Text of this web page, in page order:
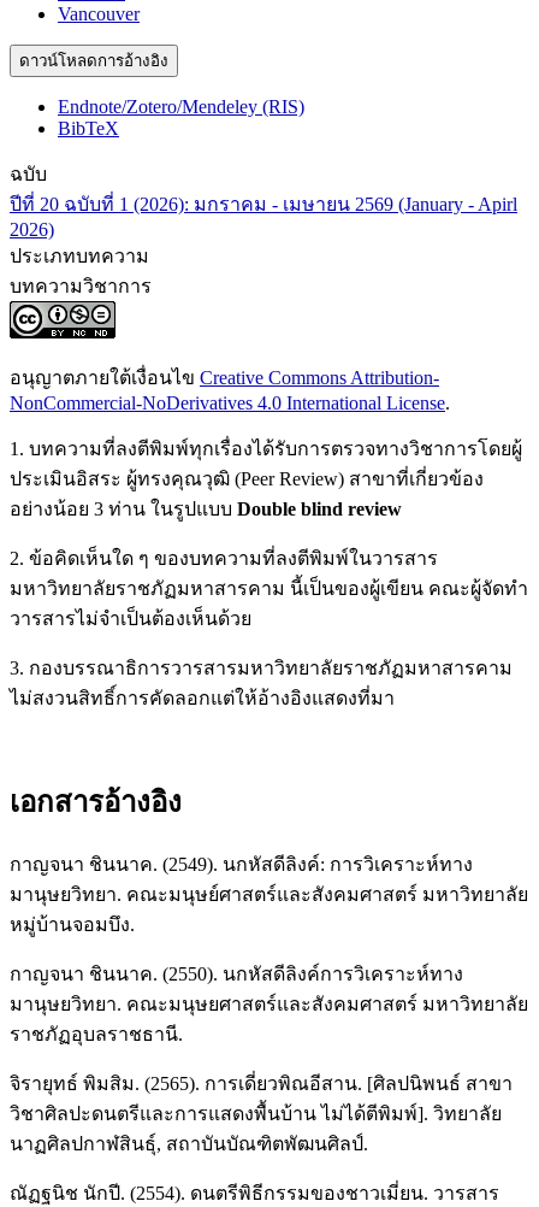
Vancouver
ดาวน์โหลดการอ้างอิง
Endnote/Zotero/Mendeley (RIS)
BibTeX
ฉบับ
ปีที่ 20 ฉบับที่ 1 (2026): มกราคม - เมษายน 2569 (January - Apirl
2026)
ประเภทบทความ
บทความวิชาการ
อนุญาตภายใต้เงื่อนไข Creative Commons Attribution-
NonCommercial-NoDerivatives 4.0 International License.
1. บทความที่ลงตีพิมพ์ทุกเรื่องได้รับการตรวจทางวิชาการโดยผู้
ประเมินอิสระ ผู้ทรงคุณวุฒิ (Peer Review) สาขาที่เกี่ยวข้อง
อย่างน้อย 3 ท่าน ในรูปแบบ Double blind review
2. ข้อคิดเห็นใด ๆ ของบทความที่ลงตีพิมพ์ในวารสาร
มหาวิทยาลัยราชภัฏมหาสารคาม นี้เป็นของผู้เขียน คณะผู้จัดทำ
วารสารไม่จำเป็นต้องเห็นด้วย
3. กองบรรณาธิการวารสารมหาวิทยาลัยราชภัฏมหาสารคาม
ไม่สงวนสิทธิ์การคัดลอกแต่ให้อ้างอิงแสดงที่มา
เอกสารอ้างอิง
กาญจนา ชินนาค. (2549). นกหัสดีลิงค์: การวิเคราะห์ทาง
มานุษยวิทยา. คณะมนุษย์ศาสตร์และสังคมศาสตร์ มหาวิทยาลัย
หมู่บ้านจอมบึง.
กาญจนา ชินนาค. (2550). นกหัสดีลิงค์การวิเคราะห์ทาง
มานุษยวิทยา. คณะมนุษยศาสตร์และสังคมศาสตร์ มหาวิทยาลัย
ราชภัฏอุบลราชธานี.
จิรายุทธ์ พิมสิม. (2565). การเดี่ยวพิณอีสาน. [ศิลปนิพนธ์ สาขา
วิชาศิลปะดนตรีและการแสดงพื้นบ้าน ไม่ได้ตีพิมพ์]. วิทยาลัย
นาฏศิลปกาฬสินธุ์, สถาบันบัณฑิตพัฒนศิลป์.
ณัฏฐนิช นักปี. (2554). ดนตรีพิธีกรรมของชาวเมี่ยน. วารสาร